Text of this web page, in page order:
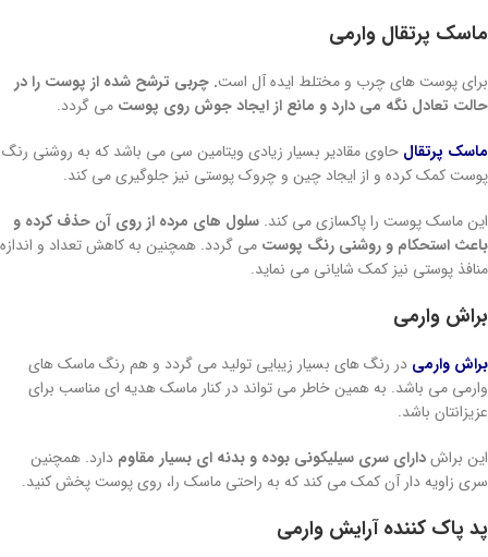
ماسک پرتقال وارمی
برای پوست های چرب و مختلط ایده آل است. چربی ترشح شده از پوست را در
حالت تعادل نگه می دارد و مانع از ایجاد جوش روی پوست می گردد.
ماسک پرتقال حاوی مقادیر بسیار زیادی ویتامین سی می باشد که به روشنی رنگ
پوست کمک کرده و از ایجاد چین و چروک پوستی نیز جلوگیری می کند.
این ماسک پوست را پاکسازی می کند. سلول های مرده از روی آن حذف کرده و
باعث استحکام و روشنی رنگ پوست می گردد. همچنین به کاهش تعداد و اندازه
منافذ پوستی نیز کمک شایانی می نماید.
براش وارمی
براش وارمی در رنگ های بسیار زیبایی تولید می گردد و هم رنگ ماسک های
وارمی می باشد. به همین خاطر می تواند در کنار ماسک هدیه ای مناسب برای
عزیزانتان باشد.
این براشدارای سری سیلیکونی بوده و بدنه ای بسیار مقاوم دارد. همچنین
سری زاویه دار آن کمک می کند که به راحتی ماسک را، روی پوست پخش کنید.
پد پاک کننده آرایش وارمی